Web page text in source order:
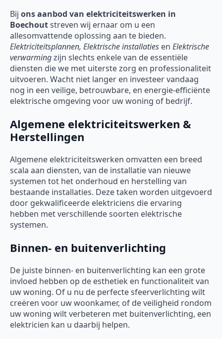
Bij ons aanbod van elektriciteitswerken in
Boechoutstreven wij ernaar om u een
allesomvattende oplossing aan te bieden.
Elektriciteitsplannen, Elektrische installaties en Elektrische
verwarmingzijn slechts enkele van de essentiële
diensten die we met uiterste zorg en professionaliteit
uitvoeren. Wacht niet langer en investeer vandaag
nog in een veilige, betrouwbare, en energie-efficiënte
elektrische omgeving voor uw woning of bedrijf.
Algemene elektriciteitswerken &
Herstellingen
Algemene elektriciteitswerken omvatten een breed
scala aan diensten, van de installatie van nieuwe
systemen tot het onderhoud en herstelling van
bestaande installaties. Deze taken worden uitgevoerd
door gekwalificeerde elektriciens die ervaring
hebben met verschillende soorten elektrische
systemen.
Binnen- en buitenverlichting
De juiste binnen- en buitenverlichting kan een grote
invloed hebben op de esthetiek en functionaliteit van
uw woning. Of u nu de perfecte sfeerverlichting wilt
creëren voor uw woonkamer, of de veiligheid rondom
uw woning wilt verbeteren met buitenverlichting, een
elektricien kan u daarbij helpen.